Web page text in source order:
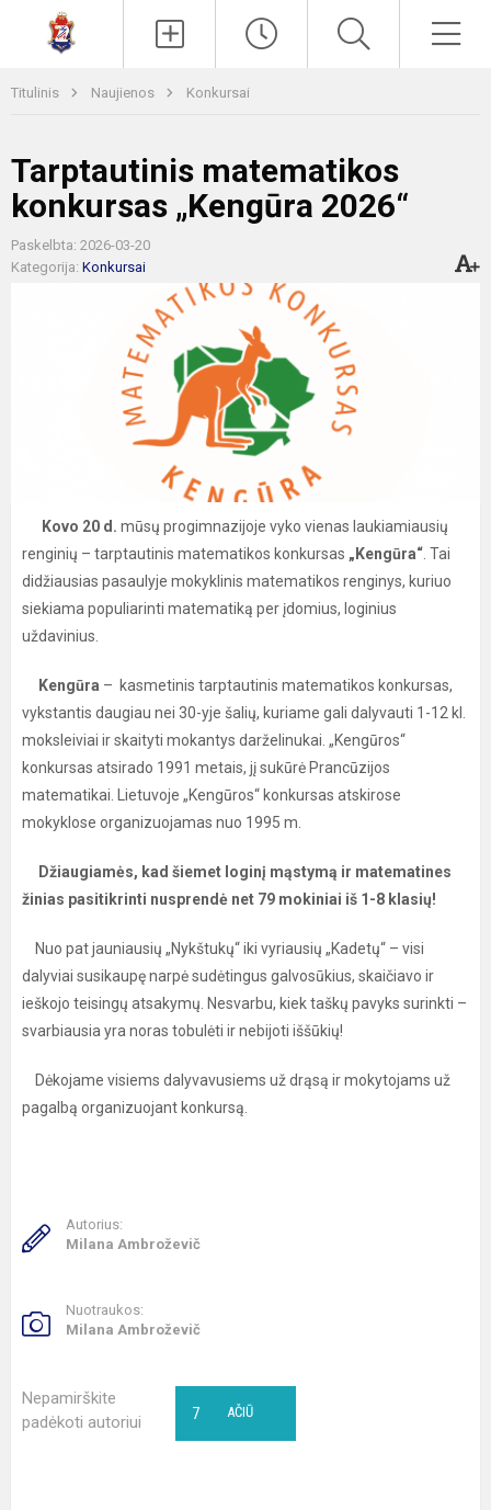
Titulinis Naujienos Konkursai
Tarptautinis matematikos
konkursas „Kengūra 2026“
Paskelbta: 2026-03-20
Kategorija: Konkursai
Kovo 20 d. mūsų progimnazijoje vyko vienas laukiamiausių
renginių – tarptautinis matematikos konkursas „Kengūra“ . Tai
didžiausias pasaulyje mokyklinis matematikos renginys, kuriuo
siekiama populiarinti matematiką per įdomius, loginius
uždavinius.
Kengūra – kasmetinis tarptautinis matematikos konkursas,
vykstantis daugiau nei 30-yje šalių, kuriame gali dalyvauti 1-12 kl.
moksleiviai ir skaityti mokantys darželinukai. „Kengūros“
konkursas atsirado 1991 metais, jį sukūrė Prancūzijos
matematikai. Lietuvoje „Kengūros“ konkursas atskirose
mokyklose organizuojamas nuo 1995 m.
Džiaugiamės, kad šiemet loginį mąstymą ir matematines
žinias pasitikrinti nusprendė net 79 mokiniai iš 1-8 klasių!
Nuo pat jauniausių „Nykštukų“ iki vyriausių „Kadetų“ – visi
dalyviai susikaupę narpė sudėtingus galvosūkius, skaičiavo ir
ieškojo teisingų atsakymų. Nesvarbu, kiek taškų pavyks surinkti –
svarbiausia yra noras tobulėti ir nebijoti iššūkių!
Dėkojame visiems dalyvavusiems už drąsą ir mokytojams už
pagalbą organizuojant konkursą.
Autorius:
Milana Ambroževič
Nuotraukos:
Milana Ambroževič
Nepamirškite
padėkoti autoriui
AČIŪ
7